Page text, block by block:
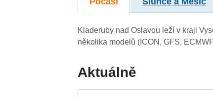
Kladeruby nad Oslavou leží v kraji
několika modelů (ICON, GFS,
Aktuálně